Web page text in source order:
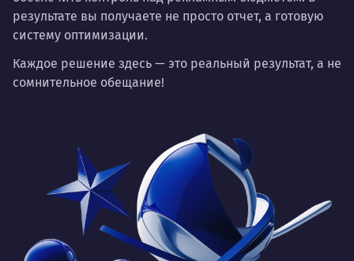
результате вы получаете не просто отчет, а готовую
систему оптимизации.
Каждое решение здесь — это реальный результат, а не
сомнительное обещание!